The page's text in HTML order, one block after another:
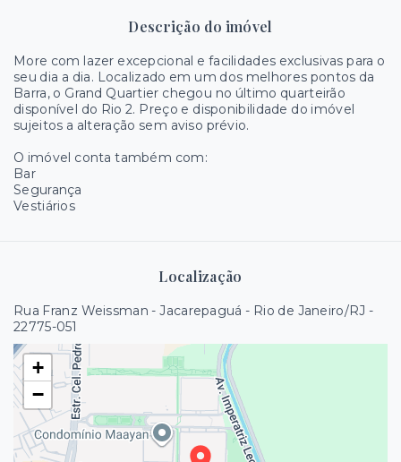
Descrição do imóvel
More com lazer excepcional e facilidades exclusivas para o
seu dia a dia. Localizado em um dos melhores pontos da
Barra, o Grand Quartier chegou no último quarteirão
disponível do Rio 2. Preço e disponibilidade do imóvel
sujeitos a alteração sem aviso prévio.
O imóvel conta também com:
Bar
Segurança
Vestiários
Localização
Rua Franz Weissman - Jacarepaguá - Rio de Janeiro/RJ -
22775-051
+
−